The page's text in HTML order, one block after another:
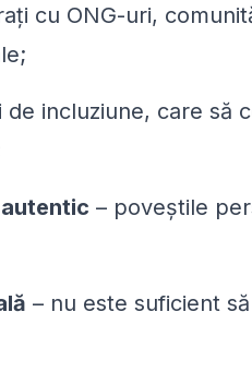
cu ONG-uri,
de incluziune, care să
– poveștile
– nu este suficient